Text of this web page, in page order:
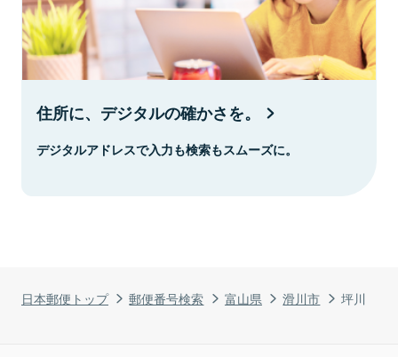
日本郵便トップ 郵便番号検索 富山県 滑川市 坪川
住所に、デジタルの確かさを。
デジタルアドレスで入力も検索もスムーズに。